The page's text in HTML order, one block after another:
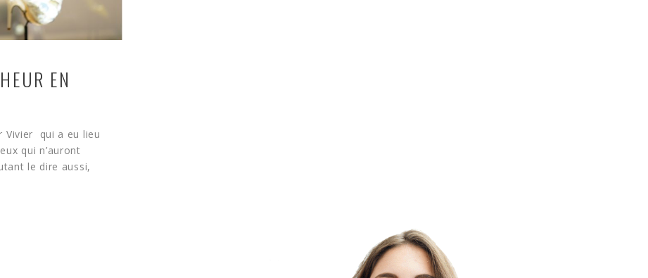
EN
Vivier qui a eu lieu
qui n’auront
le dire aussi,